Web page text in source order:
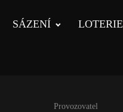
SÁZENÍ LOTERIE
Provozovatel